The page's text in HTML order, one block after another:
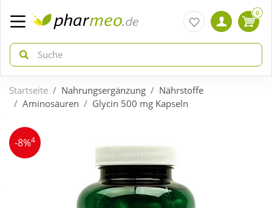
zurück
ÜBERSICHT AKTIONEN
zurück
ÜBERSICHT KATEGORIEN
0
Startseite Nahrungsergänzung
Nährstoffe
Aminosäuren
Glycin 500 mg Kapseln
-8%4